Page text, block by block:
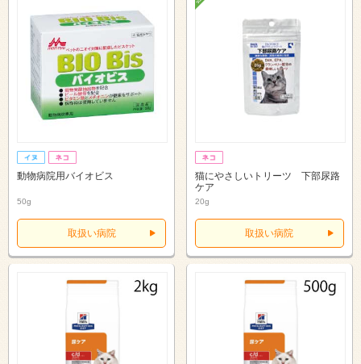
動物病院用バイオビス
50g
取扱い病院
猫にやさしいトリーツ 下部尿路
ケア
20g
取扱い病院